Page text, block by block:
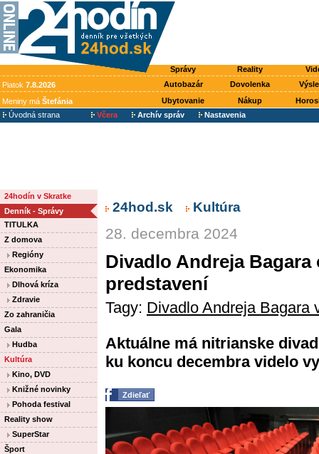
Správy Reality
Piatok 7.8.2026 Autobazár Dovolenka
Meniny má Štefánia Ubytovanie Nákup
Úvodná strana
Včera Archív správ Nastavenia
24hodín v Skratke
Denník - Správy
TITULKA
Z domova
Regióny
Ekonomika
Dlhová kríza
Zdravie
Zo zahraničia
Gala
Hudba
Kultúra
Kino, DVD
Knižné novinky
Pohoda festival
Reality show
SuperStar
Šport
24hod.sk Kultúra
28. decembra 2024
Divadlo Andreja
predstavení
Tagy: Divadlo Andreja Bagara
Aktuálne má nitrianske
ku koncu decembra videlo
Zdieľať